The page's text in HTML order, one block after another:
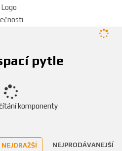
pytle
komponenty
NEJDRAŽŠÍ NEJPRODÁVANEJŠÍ